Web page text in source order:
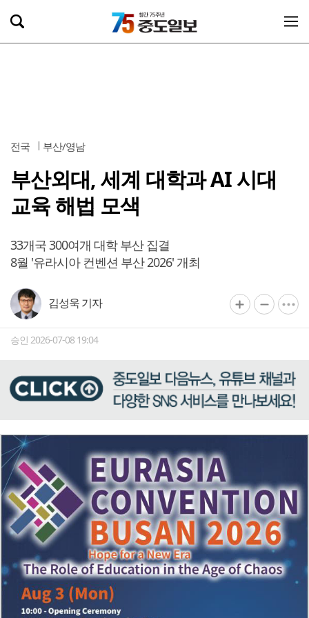
전국 부산/영남
부산외대, 세계 대학과 AI 시대
교육 해법 모색
33개국 300여개 대학 부산 집결
8월 '유라시아 컨벤션 부산 2026' 개최
김성욱 기자
승인 2026-07-08 19:04